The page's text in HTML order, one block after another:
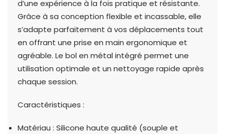
d’une expérience à la fois pratique et résistante.
Grâce à sa conception flexible et incassable, elle
s’adapte parfaitement à vos déplacements tout
en offrant une prise en main ergonomique et
agréable. Le bol en métal intégré permet une
utilisation optimale et un nettoyage rapide après
chaque session.
Caractéristiques :
Matériau : Silicone haute qualité (souple et